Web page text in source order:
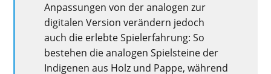
Anpassungen von der analogen zur
digitalen Version verändern jedoch
auch die erlebte Spielerfahrung: So
bestehen die analogen Spielsteine der
Indigenen aus Holz und Pappe, während